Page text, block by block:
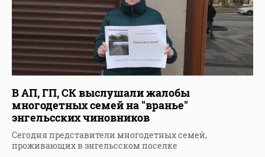
В АП, ГП, СК выслушали жалобы
многодетных семей на "вранье"
энгельсских чиновников
Сегодня представители многодетных семей,
проживающих в энгельсском поселке